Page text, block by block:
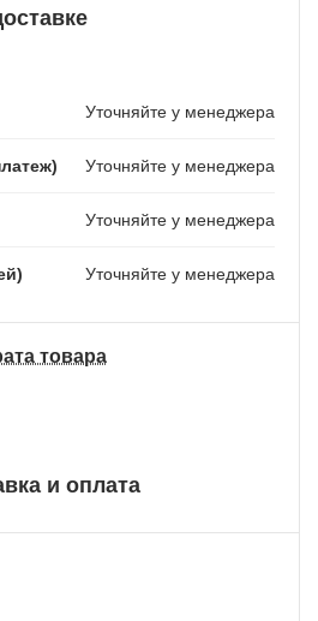
Уточняйте у менеджера
Уточняйте у менеджера
Уточняйте у менеджера
Уточняйте у менеджера
товара
и оплата